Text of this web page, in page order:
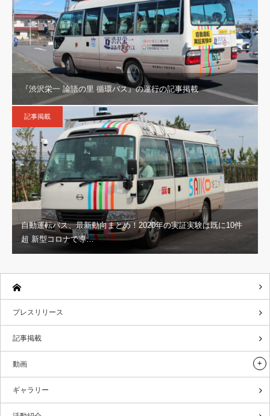
『渋沢栄一 論語の里 循環バス』の運行の記事掲載
記事掲載
自動運転バス、最新動向まとめ！2020年の実証実験は既に10件
超 新型コロナで導…
プレスリリース
記事掲載
動画
ギャラリー